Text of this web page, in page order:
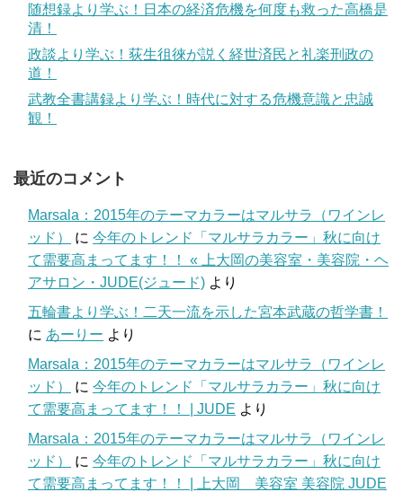
随想録より学ぶ！日本の経済危機を何度も救った高橋是
清！
政談より学ぶ！荻生徂徠が説く経世済民と礼楽刑政の
道！
武教全書講録より学ぶ！時代に対する危機意識と忠誠
観！
最近のコメント
Marsala：2015年のテーマカラーはマルサラ（ワインレ
ッド）
に 今年のトレンド「マルサラカラー」秋に向け
て需要高まってます！！ « 上大岡の美容室・美容院・ヘ
アサロン・JUDE(ジュード) より
五輪書より学ぶ！二天一流を示した宮本武蔵の哲学書！
に あーりー より
Marsala：2015年のテーマカラーはマルサラ（ワインレ
ッド）
に 今年のトレンド「マルサラカラー」秋に向け
て需要高まってます！！ | JUDE より
Marsala：2015年のテーマカラーはマルサラ（ワインレ
ッド）
に 今年のトレンド「マルサラカラー」秋に向け
て需要高まってます！！ | 上大岡 美容室 美容院 JUDE